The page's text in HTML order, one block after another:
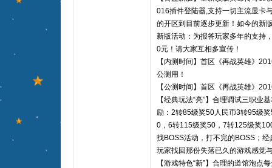
016插件登陆器,支持一切主流显卡
的开区到目前逐步更新！如今的新
新版活动：为报答玩家多年的支持
0元！请大家互相多宣传！
【内测时间】首区《再战英雄》
公测用！
【公测时间】首区《再战英雄》
【经典玩法“亮”】合理调试三职业
励：2转85级奖50人民币3转95级
0，6转115级奖50，7转125级奖
找BOSS活动，打不完的BOSS；
玩家找回那份失落已久的游戏感觉
【游戏特色“新”】合理的道馆泡点